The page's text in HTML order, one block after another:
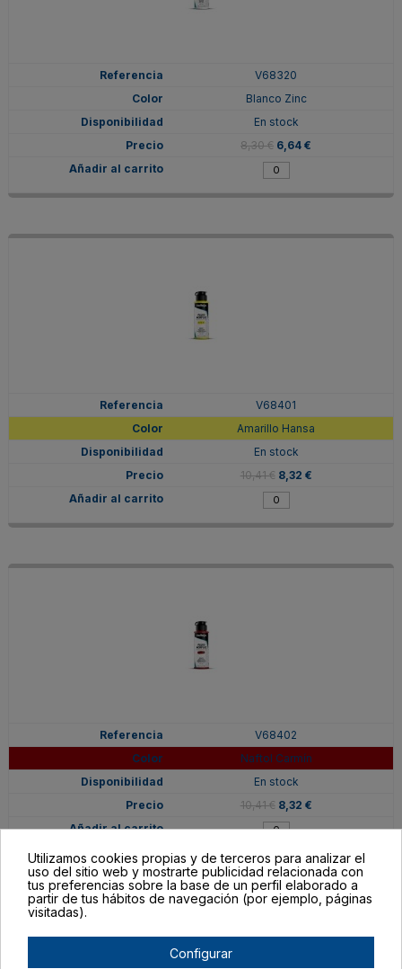
V68320
Blanco Zinc
En stock
8,30 € 6,64 €
V68401
Amarillo Hansa
En stock
10,41 € 8,32 €
V68402
Naftol Carmín
En stock
10,41 € 8,32 €
Utilizamos cookies propias y de terceros para analizar el
uso del sitio web y mostrarte publicidad relacionada con
tus preferencias sobre la base de un perfil elaborado a
partir de tus hábitos de navegación (por ejemplo, páginas
visitadas).
Configurar